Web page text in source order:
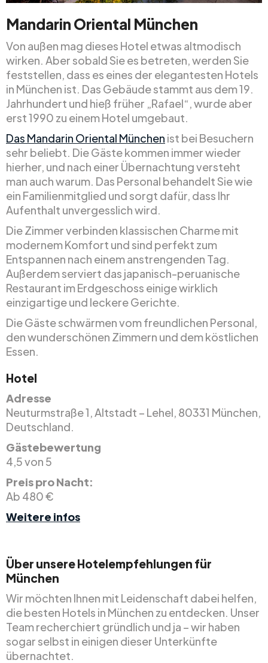
Mandarin Oriental München
Von außen mag dieses Hotel etwas altmodisch
wirken. Aber sobald Sie es betreten, werden Sie
feststellen, dass es eines der elegantesten Hotels
in München ist. Das Gebäude stammt aus dem 19.
Jahrhundert und hieß früher „Rafael“, wurde aber
erst 1990 zu einem Hotel umgebaut.
Das Mandarin Oriental München ist bei Besuchern
sehr beliebt. Die Gäste kommen immer wieder
hierher, und nach einer Übernachtung versteht
man auch warum. Das Personal behandelt Sie wie
ein Familienmitglied und sorgt dafür, dass Ihr
Aufenthalt unvergesslich wird.
Die Zimmer verbinden klassischen Charme mit
modernem Komfort und sind perfekt zum
Entspannen nach einem anstrengenden Tag.
Außerdem serviert das japanisch-peruanische
Restaurant im Erdgeschoss einige wirklich
einzigartige und leckere Gerichte.
Die Gäste schwärmen vom freundlichen Personal,
den wunderschönen Zimmern und dem köstlichen
Essen.
Hotel
Adresse
Neuturmstraße 1, Altstadt – Lehel, 80331 München,
Deutschland.
Gästebewertung
4,5 von 5
Preis pro Nacht:
Ab 480 €
Weitere infos
Über unsere Hotelempfehlungen für
München
Wir möchten Ihnen mit Leidenschaft dabei helfen,
die besten Hotels in München zu entdecken. Unser
Team recherchiert gründlich und ja – wir haben
sogar selbst in einigen dieser Unterkünfte
übernachtet.